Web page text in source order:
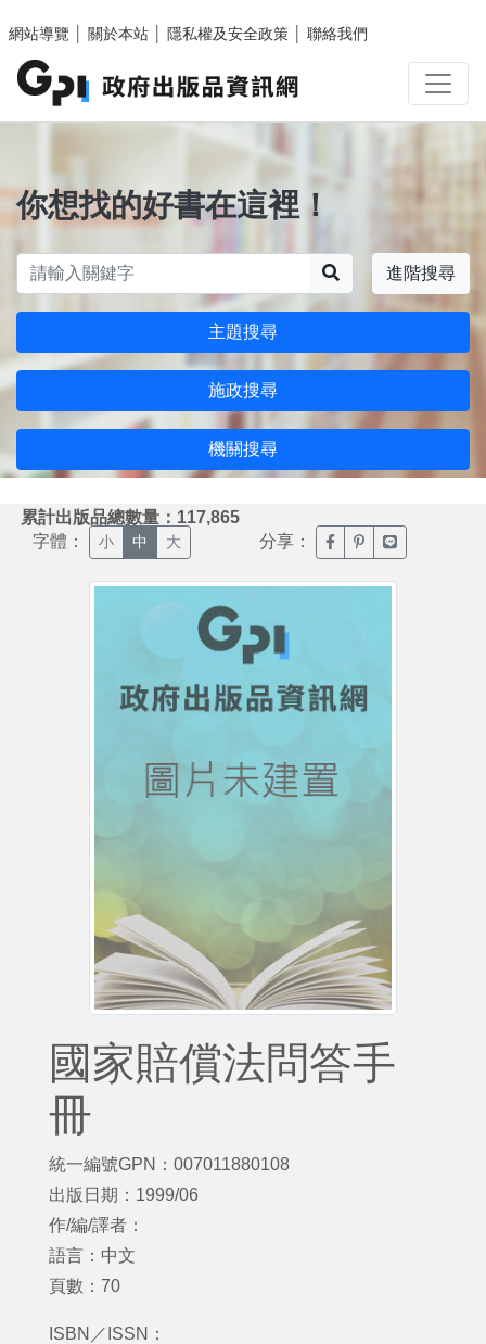
網站導覽
關於本站 隱私權及安全政策 聯絡我們
你想找的好書在這裡！
進階搜尋
主題搜尋
施政搜尋
機關搜尋
累計出版品總數量：117,865
字體： 小 中 大 分享： 臉書分享(另開新視窗)
噗浪分享(另開新
Line分享(另
國家賠償法問答手
冊
統一編號GPN：007011880108
出版日期：1999/06
作/編/譯者：
語言：中文
頁數：70
ISBN／ISSN：